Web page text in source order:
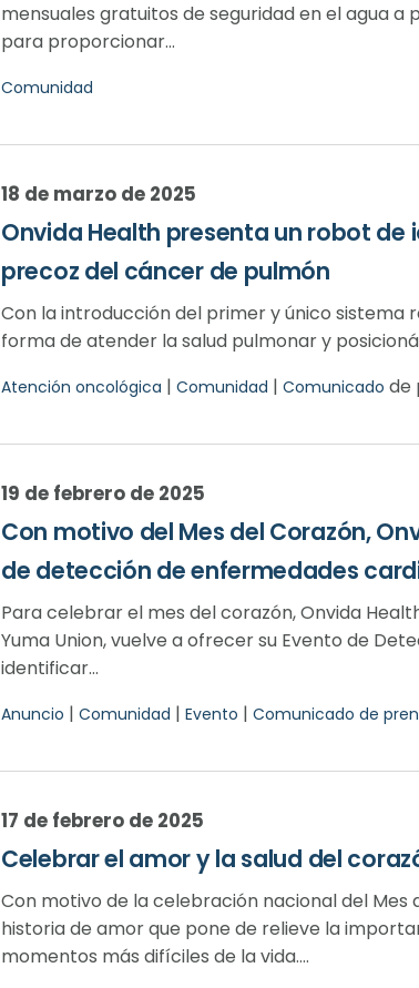
mensuales gratuitos de seguridad en el agua a
para proporcionar...
Comunidad
18 de marzo de 2025
Onvida Health presenta un robot
precoz del cáncer de pulmón
Con la introducción del primer y único sistema
forma de atender la salud pulmonar y
Atención oncológica | Comunidad | Comunicado de
19 de febrero de 2025
Con motivo del Mes del Corazón,
de detección de enfermedades
Para celebrar el mes del corazón, Onvida
Yuma Union, vuelve a ofrecer su Evento de
identificar...
Anuncio | Comunidad | Evento | Comunicado de
17 de febrero de 2025
Celebrar el amor y la salud del
Con motivo de la celebración nacional del
historia de amor que pone de relieve la
momentos más difíciles de la vida....